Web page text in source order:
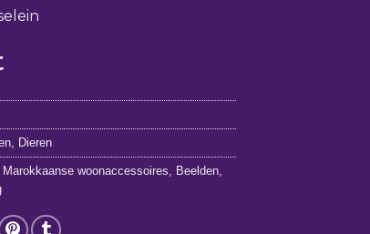
Dieren
woonaccessoires Beelden